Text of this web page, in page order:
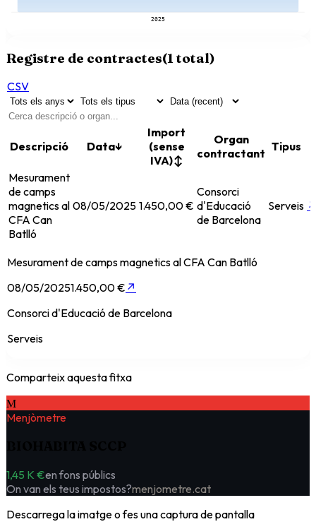
2025
Registre de contractes(1total)
CSV
Descripció Data↓
Import
(sense
IVA)↕
Organ
contractant Tipus
Mesurament
de camps
magnetics al
CFA Can
Batlló
08/05/2025 1.450,00 €
Consorci
d'Educació
de Barcelona
Serveis
Mesurament de camps magnetics al CFA Can Batlló
08/05/20251.450,00 € ↗
Consorci d'Educació de Barcelona
Serveis
Comparteix aquesta fitxa
M
Menjòmetre
1,45 K €en fons públics
On van els teus impostos?menjometre.cat
Descarrega la imatge o fes una captura de pantalla